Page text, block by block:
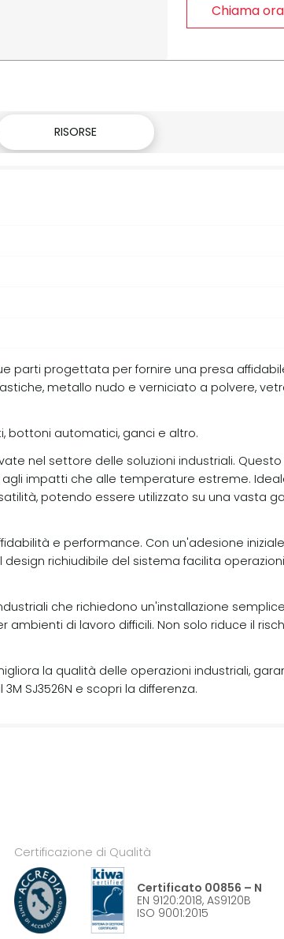
Chiama ora
RISORSE
parti progettata per fornire una presa
metallo nudo e verniciato a polvere,
bottoni automatici, ganci e altro.
nel settore delle soluzioni industriali.
impatti che alle temperature estreme.
potendo essere utilizzato su una vasta
e performance. Con un'adesione
richiudibile del sistema facilita
che richiedono un'installazione
di lavoro difficili. Non solo riduce il
la qualità delle operazioni industriali,
SJ3526N e scopri la differenza.
Certificazione di Qualità
Certificato 00856 – N
EN 9120:2018, AS9120B
ISO 9001:2015